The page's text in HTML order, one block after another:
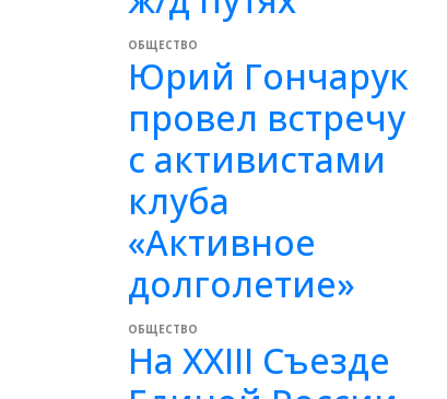
ОБЩЕСТВО
Юрий Гончарук
провел встречу
с активистами
клуба
«Активное
долголетие»
ОБЩЕСТВО
На XXIII Съезде